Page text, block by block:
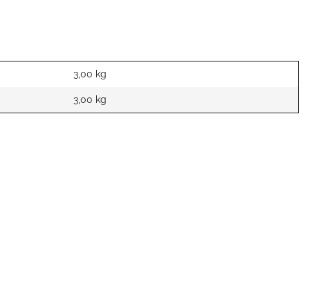
3,00 kg
3,00 kg